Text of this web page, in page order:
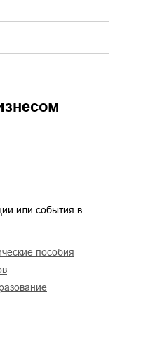
или события в
пособия